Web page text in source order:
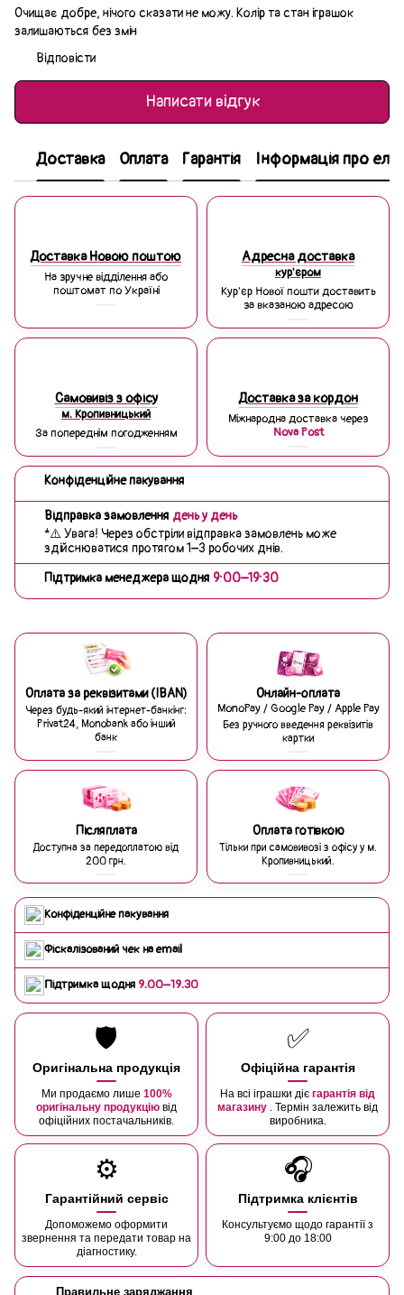
Очищає добре, нічого сказати не можу. Колір та стан іграшок
залишаються без змін
Відповісти
Написати відгук
Доставка Оплата Гарантія Інформація про
Доставка Новою поштою
На зручне відділення або
поштомат по Україні
Адресна доставка
кур'єром
Кур'єр Нової пошти доставить
за вказаною адресою
Самовивіз з офісу
м. Кропивницький
За попереднім погодженням
Доставка за кордон
Міжнародна доставка через
Nova Post
Конфіденційне пакування
Відправка замовлення день у день
*⚠️ Увага! Через обстріли відправка замовлень може
здійснюватися протягом 1–3 робочих днів.
Підтримка менеджера щодня 9:00–19:30
Оплата за реквізитами (IBAN)
Через будь-який інтернет-банкінг:
Privat24, Monobank або інший
банк
Онлайн-оплата
MonoPay / Google Pay / Apple Pay
Без ручного введення реквізитів
картки
Післяплата
Доступна за передоплатою від
200 грн.
Оплата готівкою
Тільки при самовивозі з офісу у м.
Кропивницький.
Конфіденційне пакування
Фіскалізований чек на email
Підтримка щодня 9:00–19:30
🛡️
Оригінальна продукція
Ми продаємо лише 100%
оригінальну продукцію від
офіційних постачальників.
✅
Офіційна гарантія
На всі іграшки діє гарантія від
магазину . Термін залежить від
виробника.
⚙️
Гарантійний сервіс
Допоможемо оформити
звернення та передати товар на
діагностику.
🎧
Підтримка клієнтів
Консультуємо щодо гарантії з
9:00 до 18:00
Правильне заряджання